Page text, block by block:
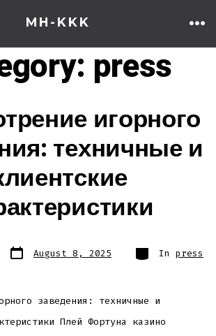
MH-KKK
press
игорного
техничные и
Post
date August 8, 2025 Categories
In press
заведения: техничные и
Плей Фортуна казино